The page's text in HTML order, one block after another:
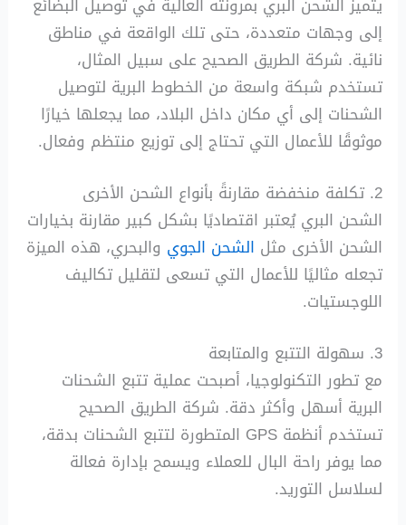
إلى وجهات متعددة، حتى تلك الواقعة في مناطق
نائية. شركة الطريق الصحيح على سبيل المثال،
تستخدم شبكة واسعة من الخطوط البرية لتوصيل
الشحنات إلى أي مكان داخل البلاد، مما يجعلها خيارًا
موثوقًا للأعمال التي تحتاج إلى توزيع منتظم وفعال.
2. تكلفة منخفضة مقارنةً بأنواع الشحن الأخرى
الشحن البري يُعتبر اقتصاديًا بشكل كبير مقارنة بخيارات
الشحن الأخرى مثل الشحن الجوي والبحري، هذه الميزة
تجعله مثاليًا للأعمال التي تسعى لتقليل تكاليف
اللوجستيات.
3. سهولة التتبع والمتابعة
مع تطور التكنولوجيا، أصبحت عملية تتبع الشحنات
البرية أسهل وأكثر دقة. شركة الطريق الصحيح
تستخدم أنظمة GPS المتطورة لتتبع الشحنات بدقة،
مما يوفر راحة البال للعملاء ويسمح بإدارة فعالة
لسلاسل التوريد.